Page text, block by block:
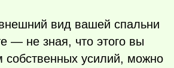
вид вашей спальни
— не зная, что этого вы
собственных усилий, можно